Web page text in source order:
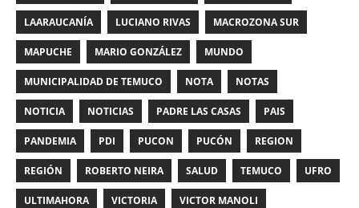
LAARAUCANÍA LUCIANO RIVAS MACROZONA SUR
MAPUCHE MARIO GONZÁLEZ MUNDO
MUNICIPALIDAD DE TEMUCO NOTA NOTAS
NOTICIA NOTICIAS PADRE LAS CASAS PAIS
PANDEMIA PDI PUCON PUCÓN REGION
REGIÓN ROBERTO NEIRA SALUD TEMUCO UFRO
ULTIMAHORA VICTORIA VICTOR MANOLI